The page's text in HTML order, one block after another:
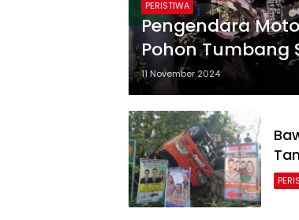
PERISTIWA
Pengendara
Pohon Tumbang
11 November 2024